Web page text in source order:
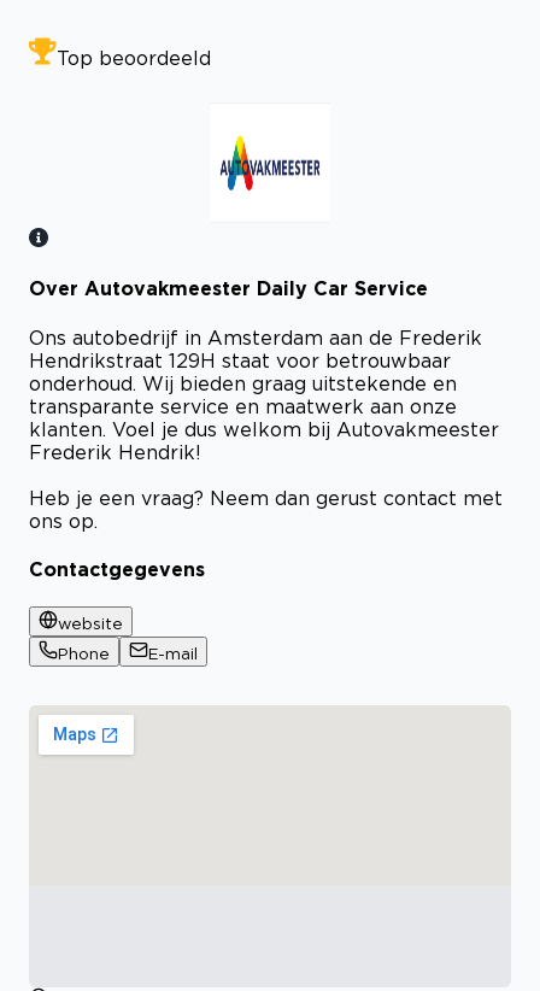
Top beoordeeld
Bekijk certificaat
Over Autovakmeester Daily Car Service
Ons autobedrijf in Amsterdam aan de Frederik
Hendrikstraat 129H staat voor betrouwbaar
onderhoud. Wij bieden graag uitstekende en
transparante service en maatwerk aan onze
klanten. Voel je dus welkom bij Autovakmeester
Frederik Hendrik!
Heb je een vraag? Neem dan gerust contact met
ons op.
Contactgegevens
website
Phone
E-mail